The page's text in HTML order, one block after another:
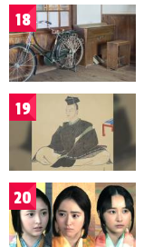
18
19
20